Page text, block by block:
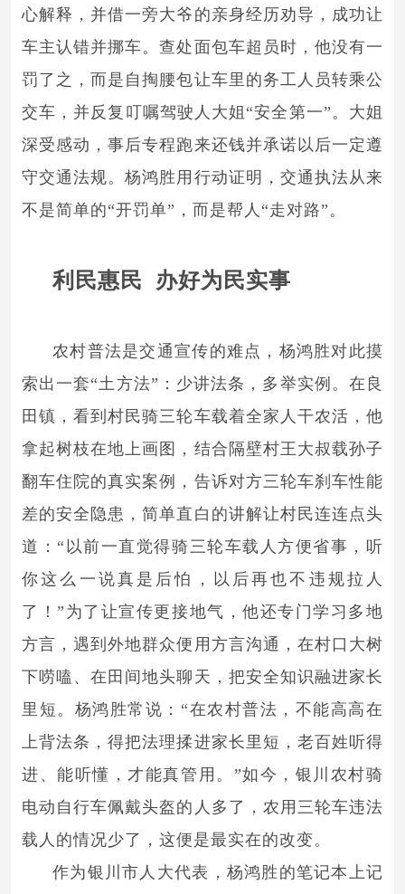
心解释，并借一旁大爷的亲身经历劝导，成功让
车主认错并挪车。查处面包车超员时，他没有一
罚了之，而是自掏腰包让车里的务工人员转乘公
交车，并反复叮嘱驾驶人大姐“安全第一”。大姐
深受感动，事后专程跑来还钱并承诺以后一定遵
守交通法规。杨鸿胜用行动证明，交通执法从来
不是简单的“开罚单”，而是帮人“走对路”。
利民惠民 办好为民实事
农村普法是交通宣传的难点，杨鸿胜对此摸
索出一套“土方法”：少讲法条，多举实例。在良
田镇，看到村民骑三轮车载着全家人干农活，他
拿起树枝在地上画图，结合隔壁村王大叔载孙子
翻车住院的真实案例，告诉对方三轮车刹车性能
差的安全隐患，简单直白的讲解让村民连连点头
道：“以前一直觉得骑三轮车载人方便省事，听
你这么一说真是后怕，以后再也不违规拉人
了！”为了让宣传更接地气，他还专门学习多地
方言，遇到外地群众便用方言沟通，在村口大树
下唠嗑、在田间地头聊天，把安全知识融进家长
里短。杨鸿胜常说：“在农村普法，不能高高在
上背法条，得把法理揉进家长里短，老百姓听得
进、能听懂，才能真管用。”如今，银川农村骑
电动自行车佩戴头盔的人多了，农用三轮车违法
载人的情况少了，这便是最实在的改变。
作为银川市人大代表，杨鸿胜的笔记本上记